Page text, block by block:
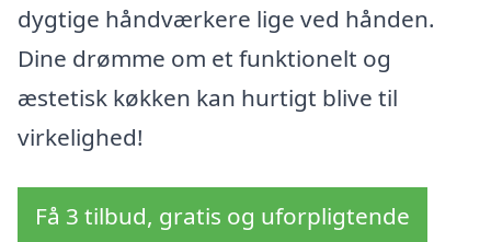
dygtige håndværkere lige ved hånden.
Dine drømme om et funktionelt og
æstetisk køkken kan hurtigt blive til
virkelighed!
Få 3 tilbud, gratis og uforpligtende